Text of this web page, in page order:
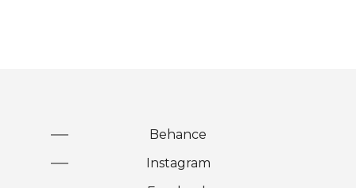
Behance
Instagram